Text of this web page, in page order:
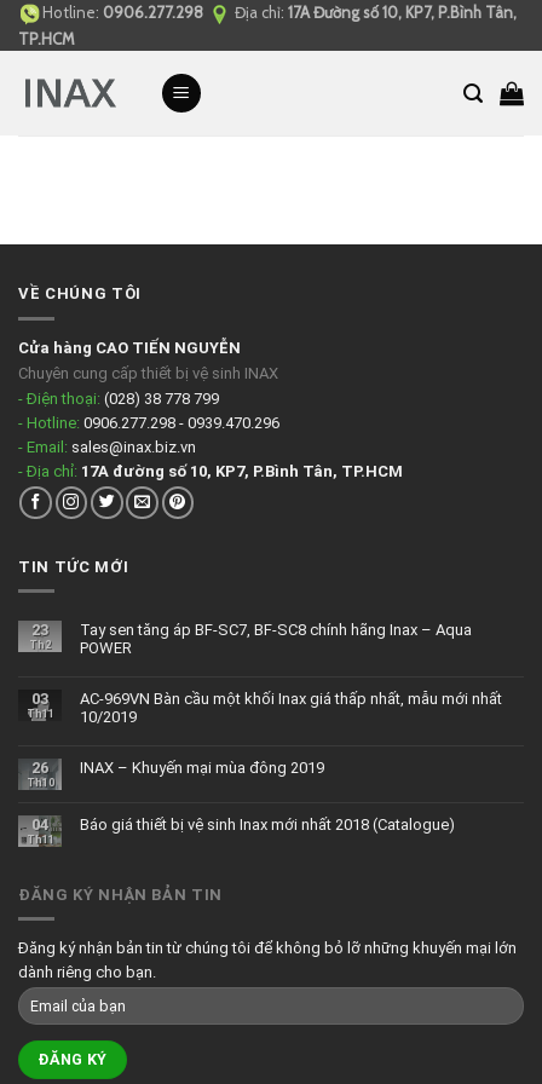
Skip
to
content
Hotline: 0906.277.298 Địa chỉ: 17A Đường số 10, KP7, P.Bình Tân,
TP.HCM
VỀ CHÚNG TÔI
Cửa hàng CAO TIẾN NGUYỄN
Chuyên cung cấp thiết bị vệ sinh INAX
- Điện thoại: (028) 38 778 799
- Hotline: 0906.277.298 - 0939.470.296
- Email: sales@inax.biz.vn
- Địa chỉ: 17A đường số 10, KP7, P.Bình Tân, TP.HCM
TIN TỨC MỚI
23
Th2
Tay sen tăng áp BF-SC7, BF-SC8 chính hãng Inax – Aqua
POWER
03
Th11
AC-969VN Bàn cầu một khối Inax giá thấp nhất, mẫu mới nhất
10/2019
26
Th10
INAX – Khuyến mại mùa đông 2019
04
Th11
Báo giá thiết bị vệ sinh Inax mới nhất 2018 (Catalogue)
ĐĂNG KÝ NHẬN BẢN TIN
Đăng ký nhận bản tin từ chúng tôi để không bỏ lỡ những khuyến mại lớn
dành riêng cho bạn.